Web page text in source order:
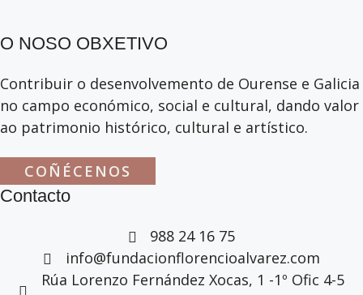
O NOSO OBXETIVO
Contribuir o desenvolvemento de Ourense e Galicia
no campo económico, social e cultural, dando valor
ao patrimonio histórico, cultural e artístico.
COÑÉCENOS
Contacto
988 24 16 75
info@fundacionflorencioalvarez.com
Rúa Lorenzo Fernández Xocas, 1 -1º Ofic 4-5